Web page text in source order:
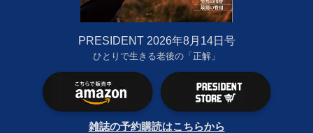
PRESIDENT 2026年8月14日号
ひとりで生きる老後の「正解」
雑誌の予約購読はこちらから